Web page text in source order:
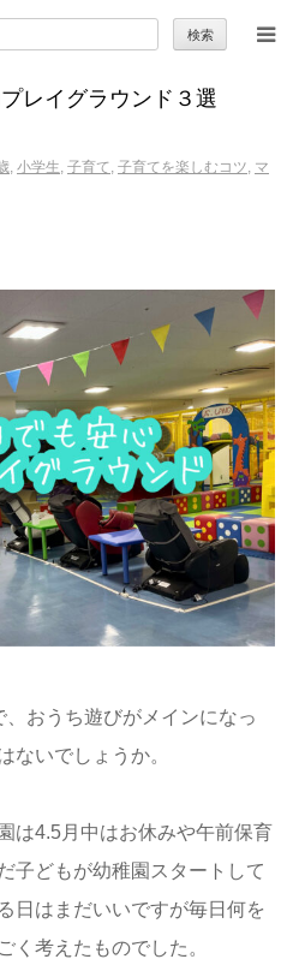
:
レイグラウンド３選
, 小学生, 子育て, 子育てを楽しむコツ, マ
おうち遊びがメインになっ
ないでしょうか。
は4.5月中はお休みや午前保育
子どもが幼稚園スタートして
日はまだいいですが毎日何を
く考えたものでした。